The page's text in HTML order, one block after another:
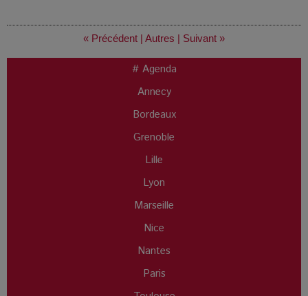
« Précédent | Autres | Suivant »
# Agenda
Annecy
Bordeaux
Grenoble
Lille
Lyon
Marseille
Nice
Nantes
Paris